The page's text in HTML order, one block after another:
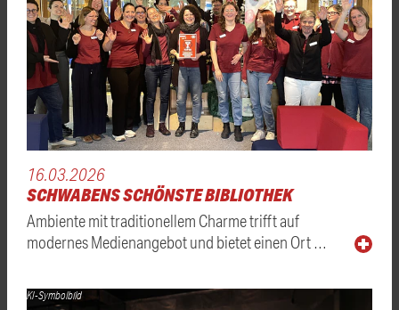
16.03.2026
SCHWABENS SCHÖNSTE BIBLIOTHEK
Ambiente mit traditionellem Charme trifft auf
modernes Medienangebot und bietet einen Ort …
KI-Symbolbild